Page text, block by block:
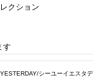
クション
す
シーユーイエスタ